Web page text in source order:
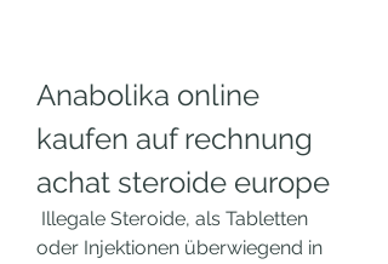
Anabolika online
kaufen auf rechnung
achat steroide europe
oder Injektionen überwiegend in